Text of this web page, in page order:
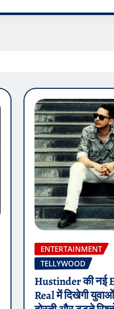
ENTERTAINMENT
TELLYWOOD
Hustinder की नई
Real में दिखेगी